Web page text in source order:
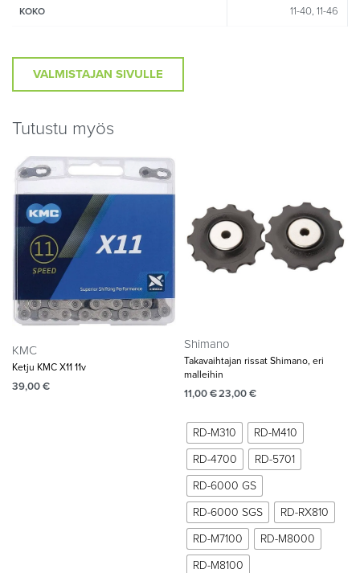
KOKO 11-40, 11-46
VALMISTAJAN SIVULLE
Tutustu myös
KMC
Ketju KMC X11 11v
39,00€
Shimano
Takavaihtajan rissat Shimano, eri
malleihin
11,00€23,00€
RD-M310
RD-M410
RD-4700
RD-5701
RD-6000 GS
RD-6000 SGS
RD-RX810
RD-M7100
RD-M8000
RD-M8100